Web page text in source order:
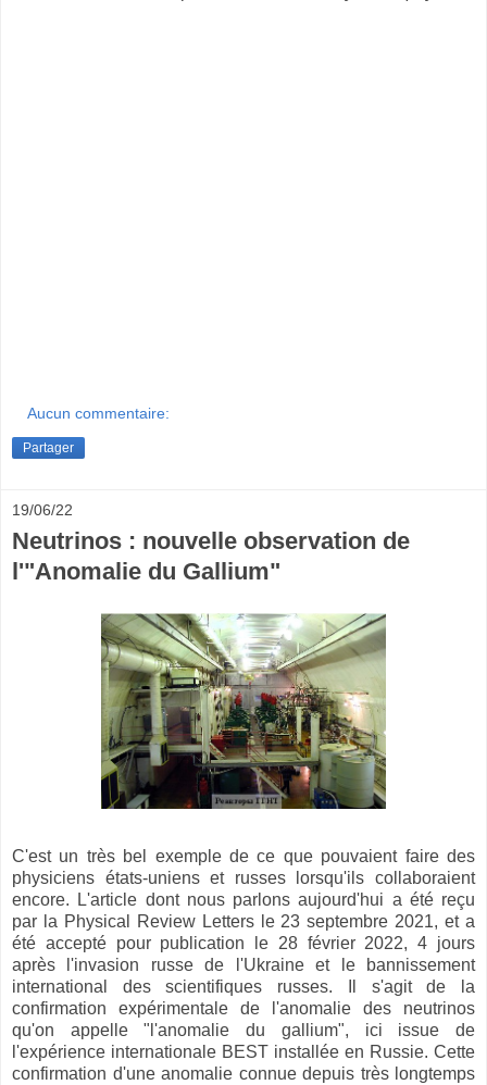
Aucun commentaire:
Partager
19/06/22
Neutrinos : nouvelle observation de
l'"Anomalie du Gallium"
C'est un très bel exemple de ce que pouvaient faire des
physiciens états-uniens et russes lorsqu'ils collaboraient
encore. L'article dont nous parlons aujourd'hui a été reçu
par la Physical Review Letters le 23 septembre 2021, et a
été accepté pour publication le 28 février 2022, 4 jours
après l'invasion russe de l'Ukraine et le bannissement
international des scientifiques russes. Il s'agit de la
confirmation expérimentale de l'anomalie des neutrinos
qu'on appelle "l'anomalie du gallium", ici issue de
l'expérience internationale BEST installée en Russie. Cette
confirmation d'une anomalie connue depuis très longtemps